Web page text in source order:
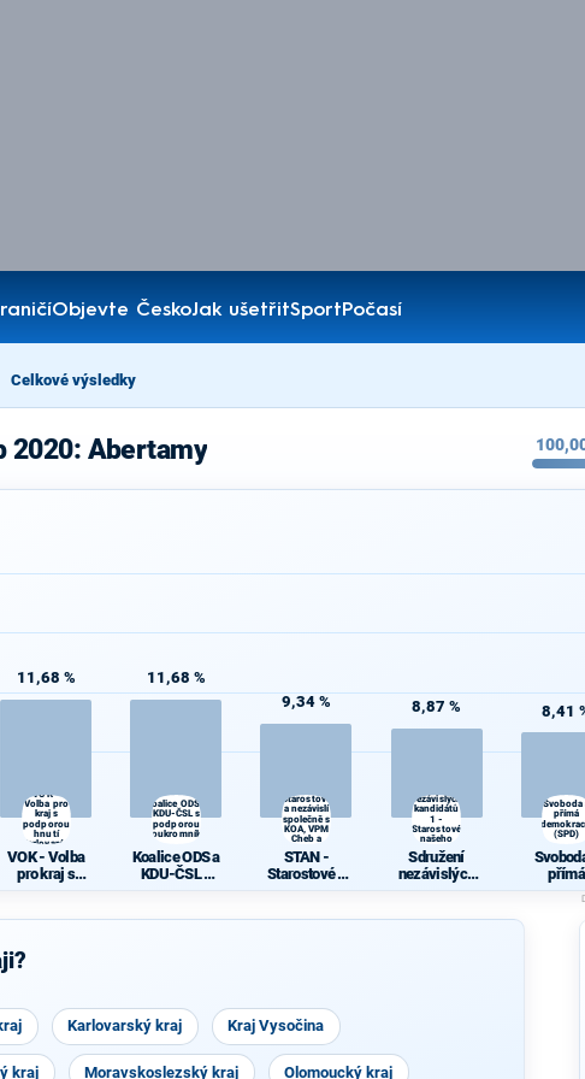
Objevte ČeskoJak ušetřitSportPočasí
Celkové výsledky
2020: Abertamy
11,68 %
VOK -
Volba pro
kraj s
podporou
hnutí
Karlovaráci
VOK - Volba
pro kraj s
Karlovaráci
11,68 %
Koalice ODS a
KDU-ČSL s
podporou
Soukromníků
Koalice ODS a
KDU-ČSL s
9,34 %
Starostové
a nezávislí
společně s
KOA, VPM
Cheb a
STAN -
Starostové a
KOA, VPM
8,87 %
nezávislých
kandidátů
1 -
Starostové
našeho
kraje
Sdružení
nezávislých
kandidátů 1 -
našeho kraje
8,41
Svoboda
přímá
(SPD)
přímá
(SPD)
Karlovarský kraj Kraj Vysočina
kraj Moravskoslezský kraj Olomoucký kraj